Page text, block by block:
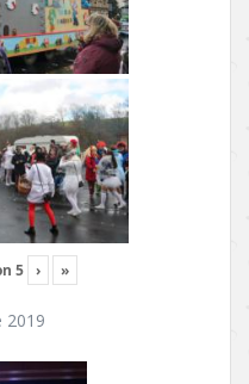
5 › »
2019